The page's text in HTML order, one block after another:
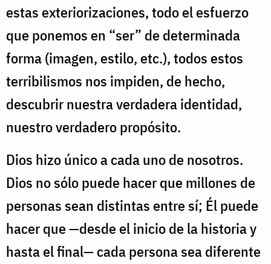
estas exteriorizaciones, todo el esfuerzo
que ponemos en “ser” de determinada
forma (imagen, estilo, etc.), todos estos
terribilismos nos impiden, de hecho,
descubrir nuestra verdadera identidad,
nuestro verdadero propósito.
Dios hizo único a cada uno de nosotros.
Dios no sólo puede hacer que millones de
personas sean distintas entre sí; Él puede
hacer que —desde el inicio de la historia y
hasta el final— cada persona sea diferente